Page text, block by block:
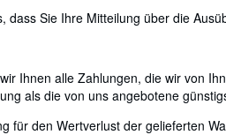
dass Sie Ihre Mitteilung über die
Ihnen alle Zahlungen, die wir von
als die von uns angebotene
für den Wertverlust der gelieferten